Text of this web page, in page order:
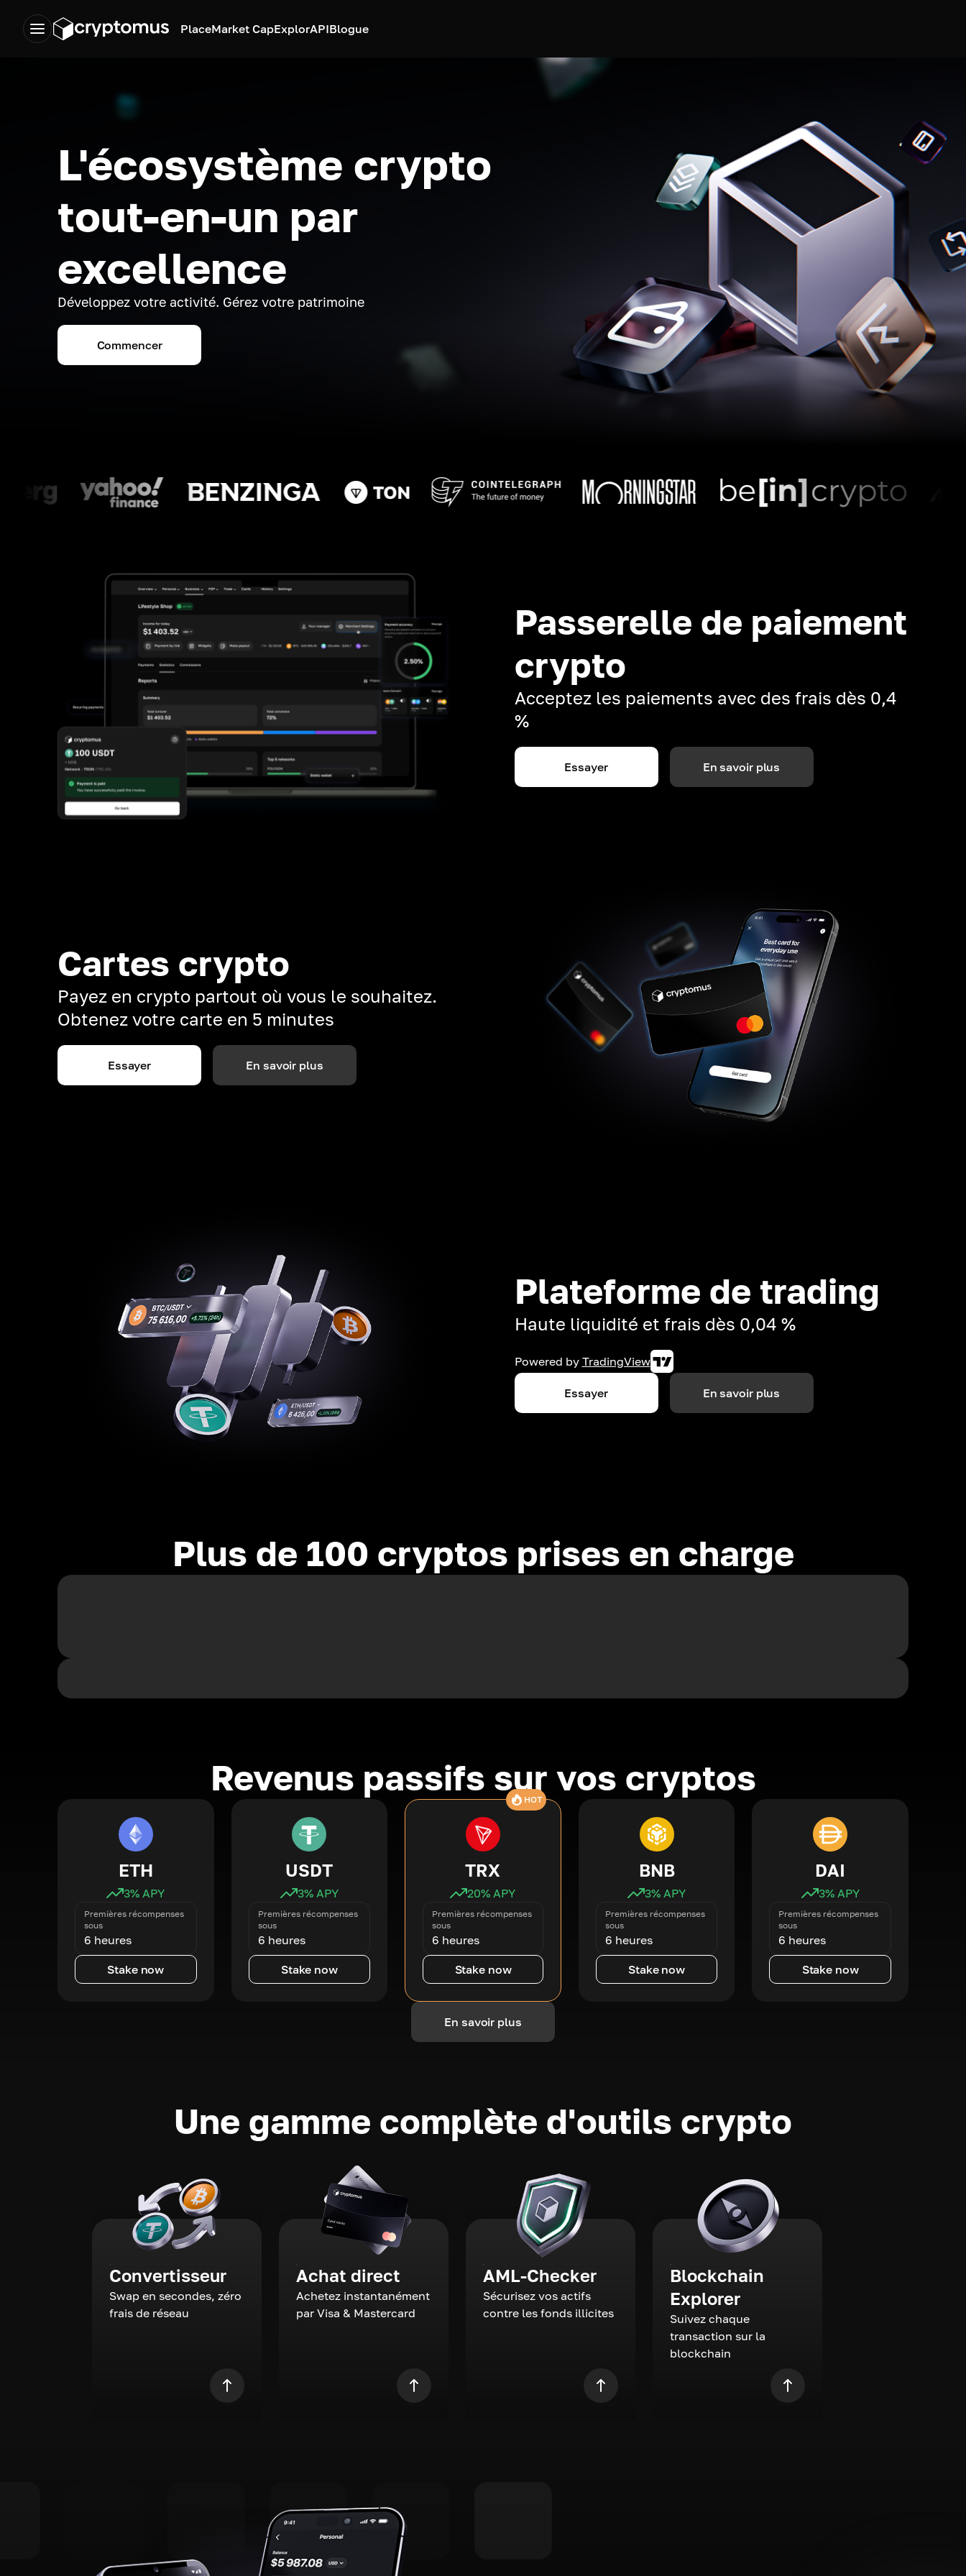
PlaceMarket CapExplorAPIBlogue
L'écosystème crypto
tout-en-un par
excellence
Développez votre activité. Gérez votre patrimoine
Commencer
Passerelle de paiement
crypto
Acceptez les paiements avec des frais dès 0,4
%
Essayer En savoir plus
Cartes crypto
Payez en crypto partout où vous le souhaitez.
Obtenez votre carte en 5 minutes
Essayer En savoir plus
Plateforme de trading
Haute liquidité et frais dès 0,04 %
Powered by TradingView
Essayer En savoir plus
Plus de 100 cryptos prises en charge
Revenus passifs sur vos cryptos
ETH
3% APY
Premières récompenses
sous
6 heures
Stake now
USDT
3% APY
Premières récompenses
sous
6 heures
Stake now
HOT
TRX
20% APY
Premières récompenses
sous
6 heures
Stake now
BNB
3% APY
Premières récompenses
sous
6 heures
Stake now
DAI
3% APY
Premières récompenses
sous
6 heures
Stake now
En savoir plus
Une gamme complète d'outils crypto
Convertisseur
Swap en secondes, zéro
frais de réseau
Achat direct
Achetez instantanément
par Visa & Mastercard
AML-Checker
Sécurisez vos actifs
contre les fonds illicites
Blockchain
Explorer
Suivez chaque
transaction sur la
blockchain